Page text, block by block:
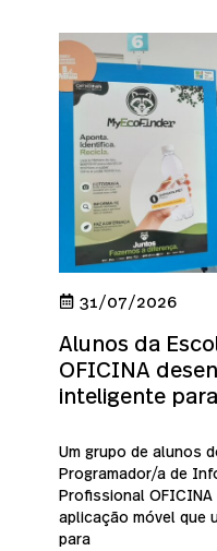
31/07/2026
Alunos da
OFICINA
inteligente
Um grupo de alunos
Programador/a de
Profissional
aplicação móvel que
para